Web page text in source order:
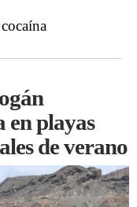
en playas
de verano